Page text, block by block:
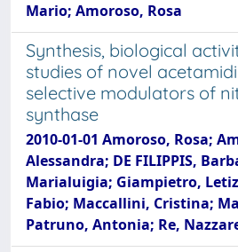
Mario; Amoroso, Rosa
Synthesis, biological
studies of novel
selective modulators of
synthase
2010-01-01 Amoroso, Rosa;
Alessandra; DE FILIPPIS,
Marialuigia; Giampietro,
Fabio; Maccallini, Cristina;
Patruno, Antonia; Re,